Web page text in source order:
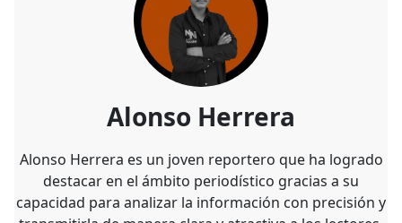
Alonso Herrera
Alonso Herrera es un joven reportero que ha logrado
destacar en el ámbito periodístico gracias a su
capacidad para analizar la información con precisión y